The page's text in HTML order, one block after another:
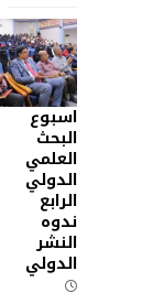
اسبوع
البحث
العلمي
الدولي
الرابع
ندوه
النشر
الدولي